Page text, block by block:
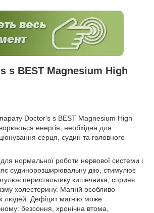
s BEST Magnesium High
Doctor's s BEST Magnesium High
енергія, необхідна для
серця, судин та головного
нормальної роботи нервової системи і
судинорозширювальну дію, стимулює
перистальтику кишечника, сприяє
холестерину. Магній особливо
людей. Дефіцит магнію може
безсоння, хронічна втома,